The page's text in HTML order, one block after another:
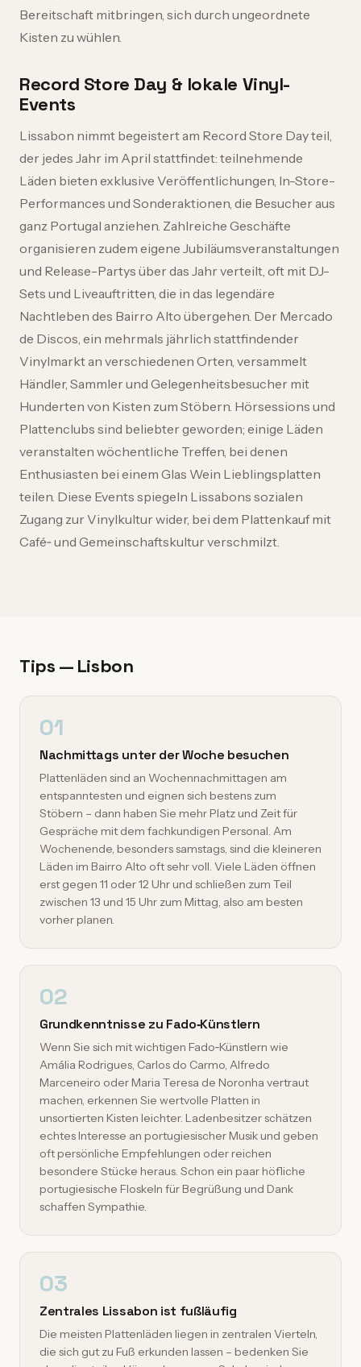
Bereitschaft mitbringen, sich durch ungeordnete
Kisten zu wühlen.
Record Store Day & lokale Vinyl-
Events
Lissabon nimmt begeistert am Record Store Day teil,
der jedes Jahr im April stattfindet: teilnehmende
Läden bieten exklusive Veröffentlichungen, In-Store-
Performances und Sonderaktionen, die Besucher aus
ganz Portugal anziehen. Zahlreiche Geschäfte
organisieren zudem eigene Jubiläumsveranstaltungen
und Release-Partys über das Jahr verteilt, oft mit DJ-
Sets und Liveauftritten, die in das legendäre
Nachtleben des Bairro Alto übergehen. Der Mercado
de Discos, ein mehrmals jährlich stattfindender
Vinylmarkt an verschiedenen Orten, versammelt
Händler, Sammler und Gelegenheitsbesucher mit
Hunderten von Kisten zum Stöbern. Hörsessions und
Plattenclubs sind beliebter geworden; einige Läden
veranstalten wöchentliche Treffen, bei denen
Enthusiasten bei einem Glas Wein Lieblingsplatten
teilen. Diese Events spiegeln Lissabons sozialen
Zugang zur Vinylkultur wider, bei dem Plattenkauf mit
Café‑ und Gemeinschaftskultur verschmilzt.
Tips — Lisbon
01
Nachmittags unter der Woche besuchen
Plattenläden sind an Wochennachmittagen am
entspanntesten und eignen sich bestens zum
Stöbern – dann haben Sie mehr Platz und Zeit für
Gespräche mit dem fachkundigen Personal. Am
Wochenende, besonders samstags, sind die kleineren
Läden im Bairro Alto oft sehr voll. Viele Läden öffnen
erst gegen 11 oder 12 Uhr und schließen zum Teil
zwischen 13 und 15 Uhr zum Mittag, also am besten
vorher planen.
02
Grundkenntnisse zu Fado‑Künstlern
Wenn Sie sich mit wichtigen Fado‑Künstlern wie
Amália Rodrigues, Carlos do Carmo, Alfredo
Marceneiro oder Maria Teresa de Noronha vertraut
machen, erkennen Sie wertvolle Platten in
unsortierten Kisten leichter. Ladenbesitzer schätzen
echtes Interesse an portugiesischer Musik und geben
oft persönliche Empfehlungen oder reichen
besondere Stücke heraus. Schon ein paar höfliche
portugiesische Floskeln für Begrüßung und Dank
schaffen Sympathie.
03
Zentrales Lissabon ist fußläufig
Die meisten Plattenläden liegen in zentralen Vierteln,
die sich gut zu Fuß erkunden lassen – bedenken Sie